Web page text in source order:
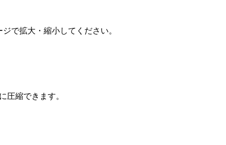
で拡大・縮小してください。
圧縮できます。